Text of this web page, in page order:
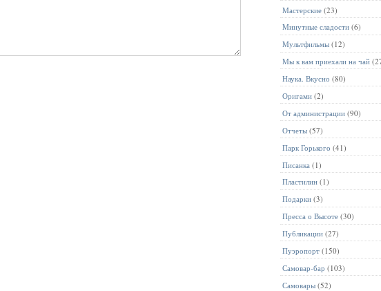
Мастерские (23)
Минутные сладости (6)
Мультфильмы (12)
Мы к вам приехали на чай
Наука. Вкусно (80)
Оригами (2)
От администрации (90)
Отчеты (57)
Парк Горького (41)
Писанка (1)
Пластилин (1)
Подарки (3)
Пресса о Высоте (30)
Публикации (27)
Пуэропорт (150)
Самовар-бар (103)
Самовары (52)